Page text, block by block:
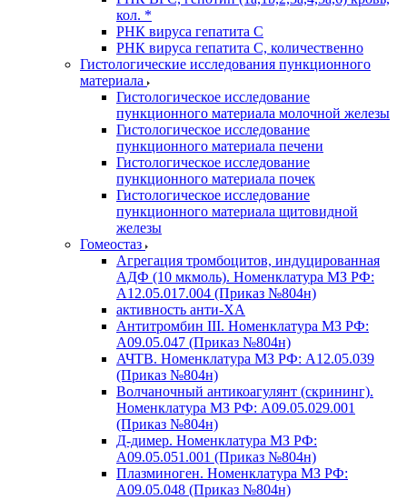
кол. *
РНК вируса гепатита C
РНК вируса гепатита C, количественно
Гистологические исследования пункционного
материала
Гистологическое исследование
пункционного материала молочной железы
Гистологическое исследование
пункционного материала печени
Гистологическое исследование
пункционного материала почек
Гистологическое исследование
пункционного материала щитовидной
железы
Гомеостаз
Агрегация тромбоцитов, индуцированная
АДФ (10 мкмоль). Номенклатура МЗ РФ:
A12.05.017.004 (Приказ №804н)
активность анти-ХА
Антитромбин III. Номенклатура МЗ РФ:
A09.05.047 (Приказ №804н)
АЧТВ. Номенклатура МЗ РФ: A12.05.039
(Приказ №804н)
Волчаночный антикоагулянт (скрининг).
Номенклатура МЗ РФ: A09.05.029.001
(Приказ №804н)
Д-димер. Номенклатура МЗ РФ:
A09.05.051.001 (Приказ №804н)
Плазминоген. Номенклатура МЗ РФ:
A09.05.048 (Приказ №804н)